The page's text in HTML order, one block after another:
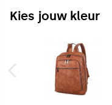
Kies jouw kleur